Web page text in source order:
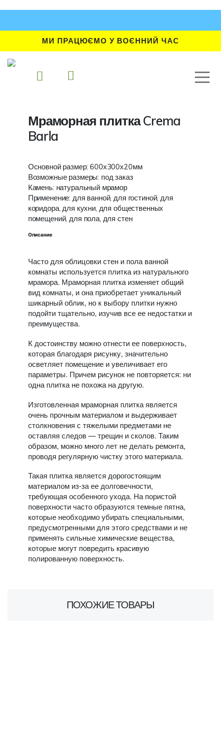
МИ ПРАЦЮЄМО У ВОЄННИЙ ЧАС
Мраморная плитка Crema
Barla
Основной размер: 600х300х20мм
Возможные размеры: под заказ
Камень: натуральный мрамор
Применение: для ванной, для гостиной, для
коридора, для кухни, для общественных
помещений, для пола, для стен
Описание
Часто для облицовки стен и пола ванной
комнаты используется плитка из натурального
мрамора. Мраморная плитка изменяет общий
вид комнаты, и она приобретает уникальный
шикарный облик, но к выбору плитки нужно
подойти тщательно, изучив все ее недостатки и
преимущества.
К достоинству можно отнести ее поверхность,
которая благодаря рисунку, значительно
осветляет помещение и увеличивает его
параметры. Причем рисунок не повторяется: ни
одна плитка не похожа на другую.
Изготовленная мраморная плитка является
очень прочным материалом и выдерживает
столкновения с тяжелыми предметами не
оставляя следов — трещин и сколов. Таким
образом, можно много лет не делать ремонта,
проводя регулярную чистку этого материала.
Такая плитка является дорогостоящим
материалом из-за ее долговечности,
требующая особенного ухода. На пористой
поверхности часто образуются темные пятна,
которые необходимо убирать специальными,
предусмотренными для этого средствами и не
применять сильные химические вещества,
которые могут повредить красивую
полированную поверхность.
ПОХОЖИЕ ТОВАРЫ